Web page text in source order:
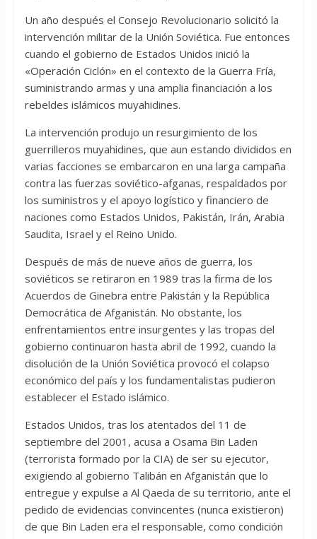
Un año después el Consejo Revolucionario solicitó la
intervención militar de la Unión Soviética. Fue entonces
cuando el gobierno de Estados Unidos inició la
«Operación Ciclón» en el contexto de la Guerra Fría,
suministrando armas y una amplia financiación a los
rebeldes islámicos muyahidines.
La intervención produjo un resurgimiento de los
guerrilleros muyahidines, que aun estando divididos en
varias facciones se embarcaron en una larga campaña
contra las fuerzas soviético-afganas, respaldados por
los suministros y el apoyo logístico y financiero de
naciones como Estados Unidos, Pakistán, Irán, Arabia
Saudita, Israel y el Reino Unido.
Después de más de nueve años de guerra, los
soviéticos se retiraron en 1989 tras la firma de los
Acuerdos de Ginebra entre Pakistán y la República
Democrática de Afganistán. No obstante, los
enfrentamientos entre insurgentes y las tropas del
gobierno continuaron hasta abril de 1992, cuando la
disolución de la Unión Soviética provocó el colapso
económico del país y los fundamentalistas pudieron
establecer el Estado islámico.
Estados Unidos, tras los atentados del 11 de
septiembre del 2001, acusa a Osama Bin Laden
(terrorista formado por la CIA) de ser su ejecutor,
exigiendo al gobierno Talibán en Afganistán que lo
entregue y expulse a Al Qaeda de su territorio, ante el
pedido de evidencias convincentes (nunca existieron)
de que Bin Laden era el responsable, como condición